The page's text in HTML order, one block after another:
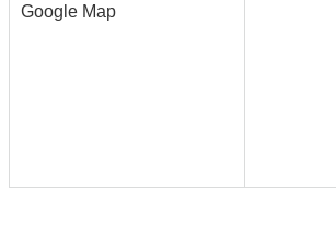
Google Map